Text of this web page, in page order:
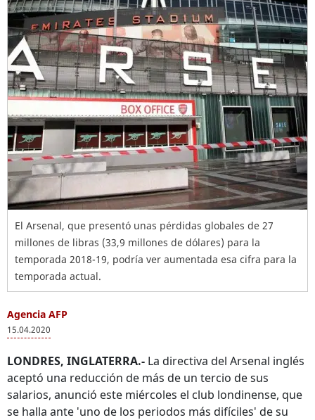
El Arsenal, que presentó unas pérdidas globales de 27
millones de libras (33,9 millones de dólares) para la
temporada 2018-19, podría ver aumentada esa cifra para la
temporada actual.
Agencia AFP
15.04.2020
LONDRES, INGLATERRA.- La directiva del Arsenal inglés
aceptó una reducción de más de un tercio de sus
salarios, anunció este miércoles el club londinense, que
se halla ante 'uno de los periodos más difíciles' de su